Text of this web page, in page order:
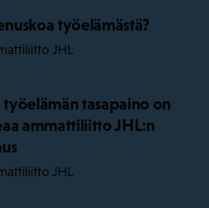
työelämästä?
JHL
työelämän tasapaino on
ammattiliitto JHL:n
JHL